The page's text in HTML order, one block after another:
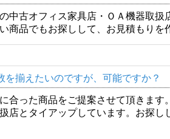
中古オフィス家具店・ＯＡ機器取
商品でもお探しして、お見積もりを
を揃えたいのですが、可能ですか？
合った商品をご提案させて頂きま
店とタイアップしています。お探